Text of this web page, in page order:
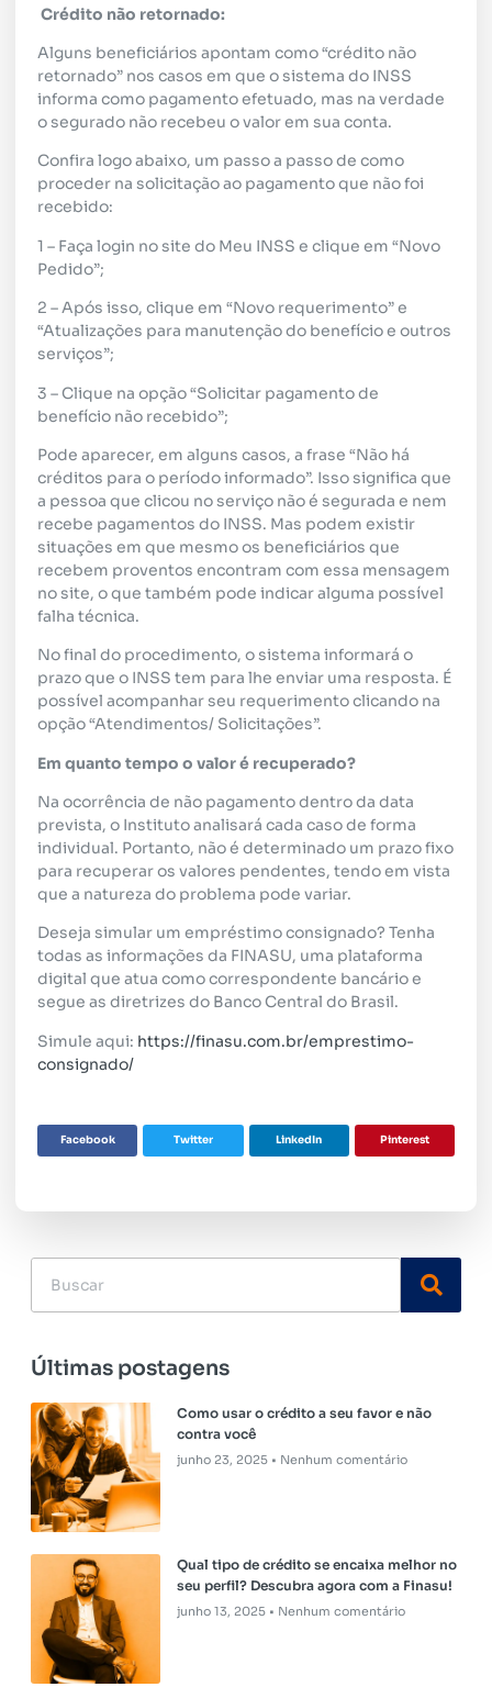
Crédito não retornado:
Alguns beneficiários apontam como “crédito não
retornado” nos casos em que o sistema do INSS
informa como pagamento efetuado, mas na verdade
o segurado não recebeu o valor em sua conta.
Confira logo abaixo, um passo a passo de como
proceder na solicitação ao pagamento que não foi
recebido:
1 – Faça login no site do Meu INSS e clique em “Novo
Pedido”;
2 – Após isso, clique em “Novo requerimento” e
“Atualizações para manutenção do benefício e outros
serviços”;
3 – Clique na opção “Solicitar pagamento de
benefício não recebido”;
Pode aparecer, em alguns casos, a frase “Não há
créditos para o período informado”. Isso significa que
a pessoa que clicou no serviço não é segurada e nem
recebe pagamentos do INSS. Mas podem existir
situações em que mesmo os beneficiários que
recebem proventos encontram com essa mensagem
no site, o que também pode indicar alguma possível
falha técnica.
No final do procedimento, o sistema informará o
prazo que o INSS tem para lhe enviar uma resposta. É
possível acompanhar seu requerimento clicando na
opção “Atendimentos/ Solicitações”.
Em quanto tempo o valor é recuperado?
Na ocorrência de não pagamento dentro da data
prevista, o Instituto analisará cada caso de forma
individual. Portanto, não é determinado um prazo fixo
para recuperar os valores pendentes, tendo em vista
que a natureza do problema pode variar.
Deseja simular um empréstimo consignado? Tenha
todas as informações da FINASU, uma plataforma
digital que atua como correspondente bancário e
segue as diretrizes do Banco Central do Brasil.
Simule aqui: https://finasu.com.br/emprestimo-
consignado/
Facebook Twitter LinkedIn Pinterest
Últimas postagens
Como usar o crédito a seu favor e não
contra você
junho 23, 2025 Nenhum comentário
Qual tipo de crédito se encaixa melhor no
seu perfil? Descubra agora com a Finasu!
junho 13, 2025 Nenhum comentário